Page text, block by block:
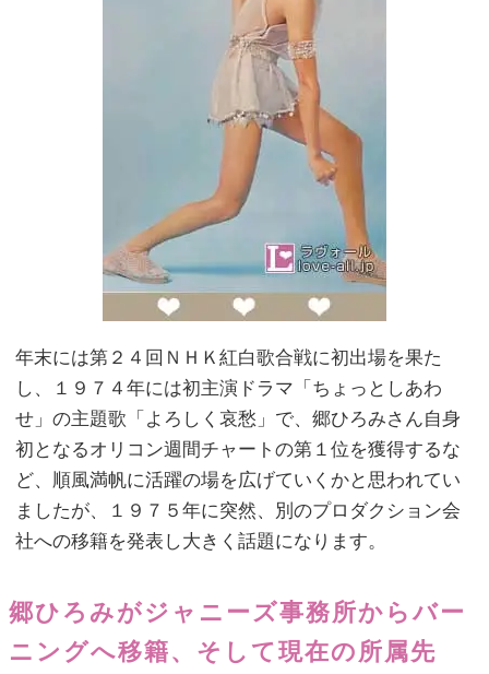
年末には第２４回ＮＨＫ紅白歌合戦に初出場を果た
し、１９７４年には初主演ドラマ「ちょっとしあわ
せ」の主題歌「よろしく哀愁」で、郷ひろみさん自身
初となるオリコン週間チャートの第１位を獲得するな
ど、順風満帆に活躍の場を広げていくかと思われてい
ましたが、１９７５年に突然、別のプロダクション会
社への移籍を発表し大きく話題になります。
郷ひろみがジャニーズ事務所からバー
ニングへ移籍、そして現在の所属先